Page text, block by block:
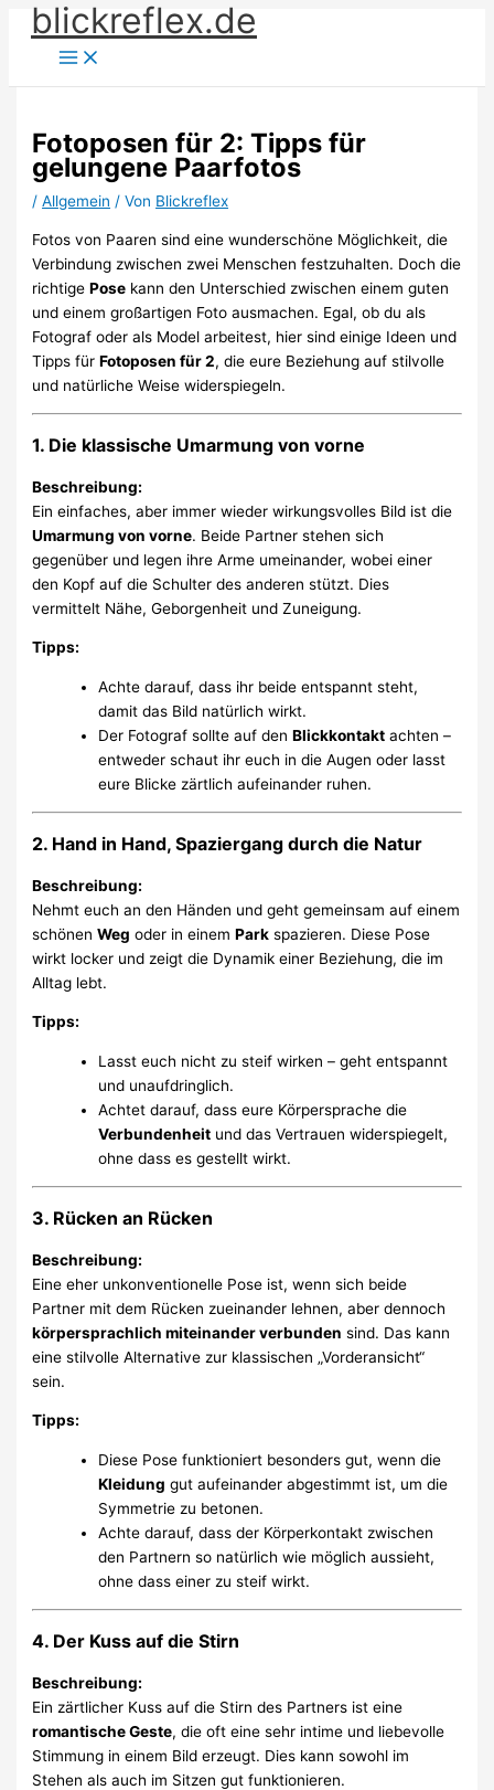
Zum
Inhalt
springen
blickreflex.de
Fotoposen für 2: Tipps für
gelungene Paarfotos
/Allgemein / Von Blickreflex
Fotos von Paaren sind eine wunderschöne Möglichkeit, die
Verbindung zwischen zwei Menschen festzuhalten. Doch die
richtigePose kann den Unterschied zwischen einem guten
und einem großartigen Foto ausmachen. Egal, ob du als
Fotograf oder als Model arbeitest, hier sind einige Ideen und
Tipps fürFotoposen für 2, die eure Beziehung auf stilvolle
und natürliche Weise widerspiegeln.
1. Die klassische Umarmung von vorne
Beschreibung:
Ein einfaches, aber immer wieder wirkungsvolles Bild ist die
Umarmung von vorne. Beide Partner stehen sich
gegenüber und legen ihre Arme umeinander, wobei einer
den Kopf auf die Schulter des anderen stützt. Dies
vermittelt Nähe, Geborgenheit und Zuneigung.
Tipps:
Achte darauf, dass ihr beide entspannt steht,
damit das Bild natürlich wirkt.
Der Fotograf sollte auf denBlickkontakt achten –
entweder schaut ihr euch in die Augen oder lasst
eure Blicke zärtlich aufeinander ruhen.
2. Hand in Hand, Spaziergang durch die Natur
Beschreibung:
Nehmt euch an den Händen und geht gemeinsam auf einem
schönenWeg oder in einemPark spazieren. Diese Pose
wirkt locker und zeigt die Dynamik einer Beziehung, die im
Alltag lebt.
Tipps:
Lasst euch nicht zu steif wirken – geht entspannt
und unaufdringlich.
Achtet darauf, dass eure Körpersprache die
Verbundenheit und das Vertrauen widerspiegelt,
ohne dass es gestellt wirkt.
3. Rücken an Rücken
Beschreibung:
Eine eher unkonventionelle Pose ist, wenn sich beide
Partner mit dem Rücken zueinander lehnen, aber dennoch
körpersprachlich miteinander verbunden sind. Das kann
eine stilvolle Alternative zur klassischen „Vorderansicht“
sein.
Tipps:
Diese Pose funktioniert besonders gut, wenn die
Kleidung gut aufeinander abgestimmt ist, um die
Symmetrie zu betonen.
Achte darauf, dass der Körperkontakt zwischen
den Partnern so natürlich wie möglich aussieht,
ohne dass einer zu steif wirkt.
4. Der Kuss auf die Stirn
Beschreibung:
Ein zärtlicher Kuss auf die Stirn des Partners ist eine
romantische Geste, die oft eine sehr intime und liebevolle
Stimmung in einem Bild erzeugt. Dies kann sowohl im
Stehen als auch im Sitzen gut funktionieren.